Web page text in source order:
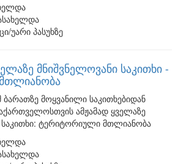
უარი პასუხზე
მნიშვნელოვანი საკითხი -
ბარათზე მოყვანილი საკითხებიდან
ამჟამად ყველაზე
საკითხი: ტერიტორიული მთლიანობა